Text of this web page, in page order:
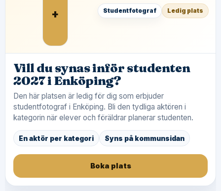
+ Studentfotograf Ledig plats
Vill du synas inför studenten
2027 i Enköping?
Den här platsen är ledig för dig som erbjuder
studentfotograf i Enköping. Bli den tydliga aktören i
kategorin när elever och föräldrar planerar studenten.
En aktör per kategori Syns på kommunsidan
Boka plats